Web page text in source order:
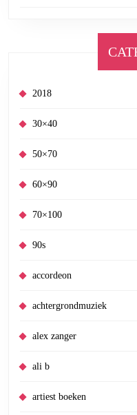
2018
30×40
50×70
60×90
70×100
90s
accordeon
achtergrondmuziek
alex zanger
ali b
artiest boeken